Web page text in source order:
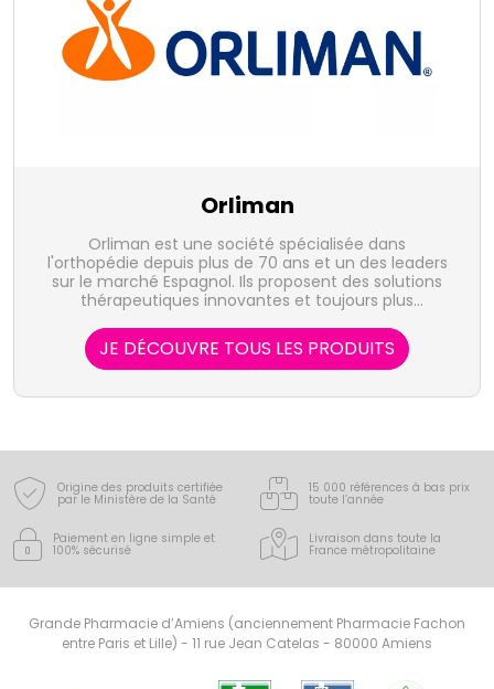
Orliman
Orliman est une société spécialisée dans
l'orthopédie depuis plus de 70 ans et un des leaders
sur le marché Espagnol. Ils proposent des solutions
thérapeutiques innovantes et toujours plus
votre mobilité.
JE DÉCOUVRE TOUS LES PRODUITS
Origine des produits certifiée
par le Ministère de la Santé
15 000 références à bas prix
toute l’année
Paiement en ligne simple et
100% sécurisé
Livraison dans toute la
France métropolitaine
Grande Pharmacie d’Amiens (anciennement Pharmacie Fachon
entre Paris et Lille) - 11 rue Jean Catelas - 80000 Amiens